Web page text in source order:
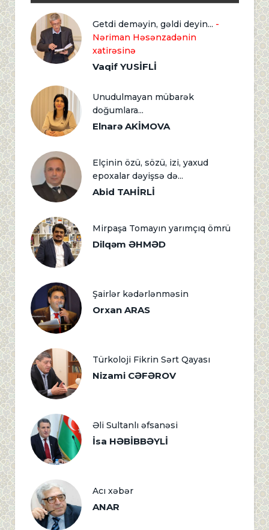
Getdi deməyin, gəldi deyin... -
Nəriman Həsənzadənin
xatirəsinə
Vaqif YUSİFLİ
Unudulmayan mübarək
doğumlara...
Elnarə AKİMOVA
Elçinin özü, sözü, izi, yaxud
epoxalar dəyişsə də...
Abid TAHİRLİ
Mirpaşa Tomayın yarımçıq ömrü
Dilqəm ƏHMƏD
Şairlər kədərlənməsin
Orxan ARAS
Türkoloji Fikrin Sərt Qayası
Nizami CƏFƏROV
Əli Sultanlı əfsanəsi
İsa HƏBİBBƏYLİ
Acı xəbər
ANAR